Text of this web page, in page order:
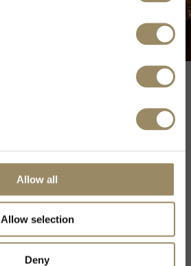
Allow all
Allow selection
Deny